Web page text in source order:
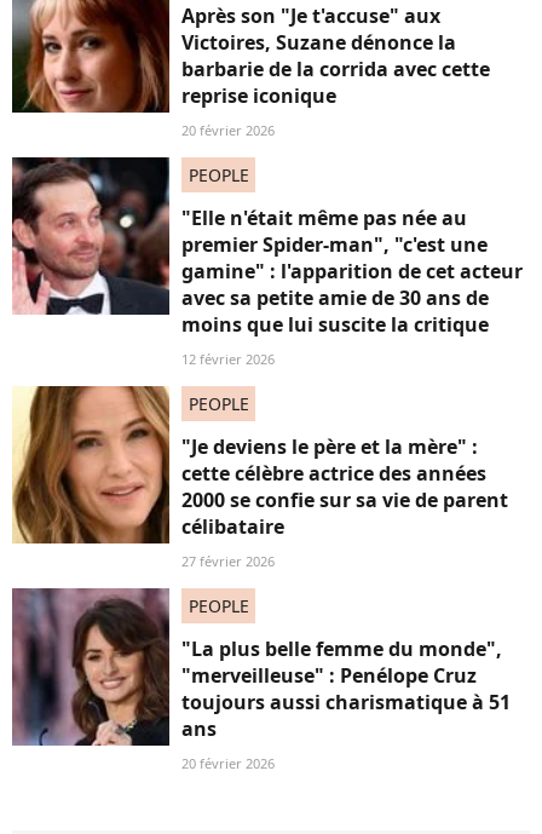
Après son "Je t'accuse" aux
Victoires, Suzane dénonce la
barbarie de la corrida avec cette
reprise iconique
20 février 2026
PEOPLE
"Elle n'était même pas née au
premier Spider-man", "c'est une
gamine" : l'apparition de cet acteur
avec sa petite amie de 30 ans de
moins que lui suscite la critique
12 février 2026
PEOPLE
"Je deviens le père et la mère" :
cette célèbre actrice des années
2000 se confie sur sa vie de parent
célibataire
27 février 2026
PEOPLE
"La plus belle femme du monde",
"merveilleuse" : Penélope Cruz
toujours aussi charismatique à 51
ans
20 février 2026